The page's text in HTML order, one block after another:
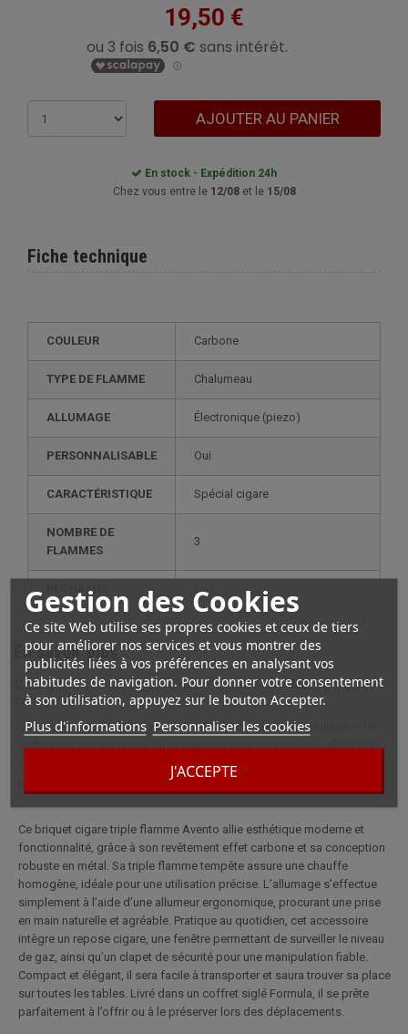
Gestion des Cookies
Ce site Web utilise ses propres cookies et ceux de tiers
pour améliorer nos services et vous montrer des
publicités liées à vos préférences en analysant vos
habitudes de navigation. Pour donner votre consentement
à son utilisation, appuyez sur le bouton Accepter.
Plus d'informations Personnaliser les cookies
J'ACCEPTE
19,50 €
AJOUTER AU PANIER
En stock - Expédition 24h
Chez vous entre le 12/08et le 15/08
Fiche technique
COULEUR Carbone
TYPE DE FLAMME Chalumeau
ALLUMAGE électronique (piezo)
PERSONNALISABLE oui
CARACTÉRISTIQUE spécial cigare
NOMBRE DE
FLAMMES
3
RECHARGE gaz
En savoir plus
Description complète pour Briquet cigare triple flamme finition
carbone Avento
Ce briquet cigare triple flamme Avento séduit par son habillage effet
carbone et ses fonctionnalités pensées pour le quotidien : allumage
ergonomique, repose cigare intégré et fenêtre de contrôle du gaz, le
tout dans un format compact et élégant.
Ce briquet cigare triple flamme Avento allie esthétique moderne et
fonctionnalité, grâce à son revêtement effet carbone et sa conception
robuste en métal. Sa triple flamme tempête assure une chauffe
homogène, idéale pour une utilisation précise. L’allumage s’effectue
simplement à l’aide d’une allumeur ergonomique, procurant une prise
en main naturelle et agréable. Pratique au quotidien, cet accessoire
intègre un repose cigare, une fenêtre permettant de surveiller le niveau
de gaz, ainsi qu’un clapet de sécurité pour une manipulation fiable.
Compact et élégant, il sera facile à transporter et saura trouver sa place
sur toutes les tables. Livré dans un coffret siglé Formula, il se prête
parfaitement à l’offrir ou à le préserver lors des déplacements.